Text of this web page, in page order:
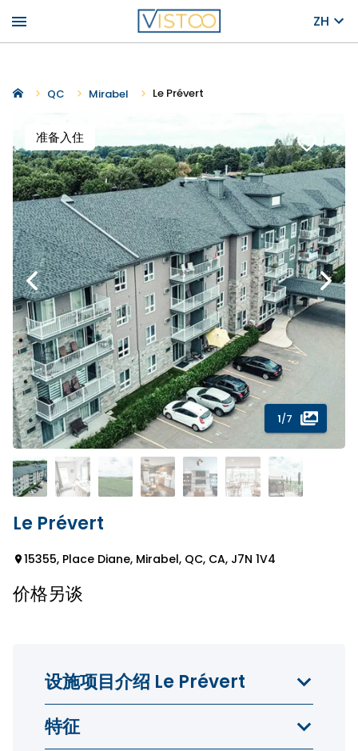
menu ZH
QC Mirabel Le Prévert
准备入住 favorite_border
1/7
Le Prévert
15355, Place Diane, Mirabel, QC, CA, J7N 1V4
价格另谈
设施项目介绍 Le Prévert
特征